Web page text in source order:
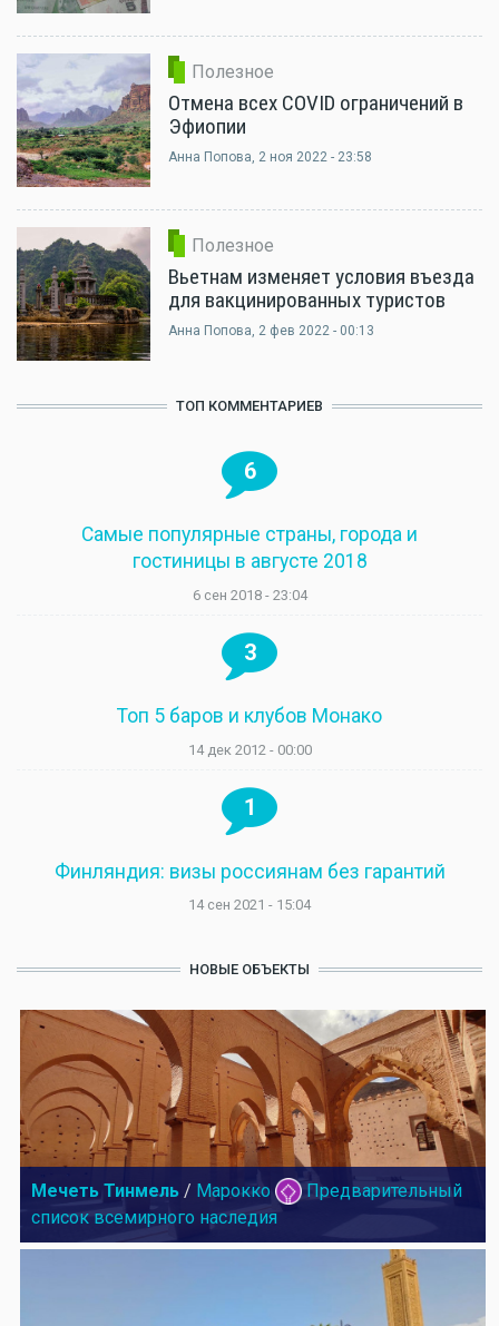
Полезное
Отмена всех COVID ограничений в
Эфиопии
Анна Попова, 2 ноя 2022 - 23:58
Полезное
Вьетнам изменяет условия въезда
для вакцинированных туристов
Анна Попова, 2 фев 2022 - 00:13
ТОП КОММЕНТАРИЕВ
6
Самые популярные страны, города и
гостиницы в августе 2018
6 сен 2018 - 23:04
3
Топ 5 баров и клубов Монако
14 дек 2012 - 00:00
1
Финляндия: визы россиянам без гарантий
14 сен 2021 - 15:04
НОВЫЕ ОБЪЕКТЫ
Мечеть Тинмель / Марокко
Предварительный
список всемирного наследия